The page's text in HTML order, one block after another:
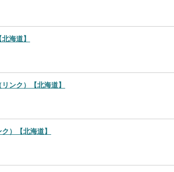
海道】
ンク）【北海道】
）【北海道】